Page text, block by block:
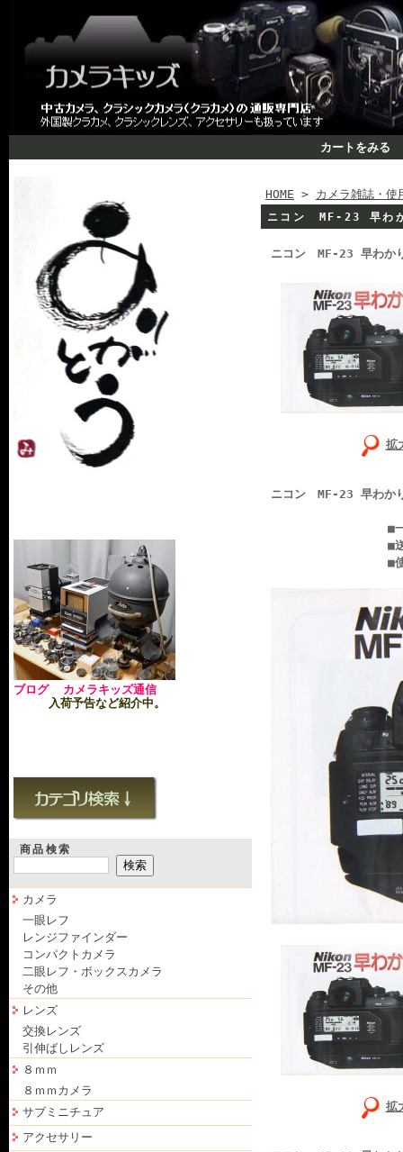
カートをみる
ブログ カメラキッズ通信
入荷予告など紹介中。
商品検索
カメラ
一眼レフ
レンジファインダー
コンパクトカメラ
二眼レフ・ボックスカメラ
その他
レンズ
交換レンズ
引伸ばしレンズ
８ｍｍ
８ｍｍカメラ
サブミニチュア
アクセサリー
HOME > カメラ雑誌・使
ニコン MF-23 早わ
ニコン MF-23 早わか
拡
ニコン MF-23 早わか
■一枚ものです
■送料無料：ヤマ
■使用
拡